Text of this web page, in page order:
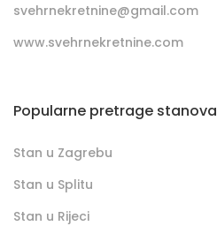
svehrnekretnine@gmail.com
www.svehrnekretnine.com
Popularne pretrage stanova
Stan u Zagrebu
Stan u Splitu
Stan u Rijeci